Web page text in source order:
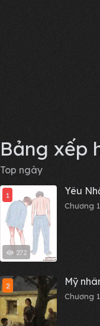
Bảng xếp
Top ngày
272
1 Yêu
Chương
2 Mỹ
Chương